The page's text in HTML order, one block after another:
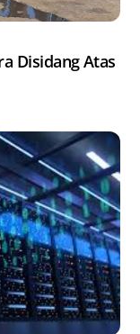
Disidang Atas